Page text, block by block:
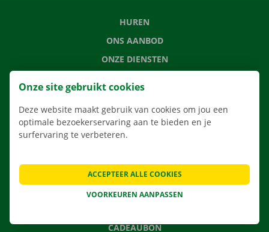
HUREN
ONS AANBOD
ONZE DIENSTEN
VERHUISOPLOSSINGEN
CONTACTEER ONS
VEELGESTELDE VRAGEN
CADEAUBON
Onze site gebruikt cookies
Deze website maakt gebruik van cookies om jou een
optimale bezoekerservaring aan te bieden en je
surfervaring te verbeteren.
VOORKEUREN AANPASSEN
ACCEPTEER ALLE COOKIES